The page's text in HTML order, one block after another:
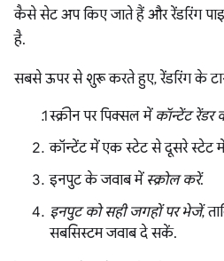
कैसे सेट अप किए जाते हैं और रेंडरिंग
है.
सबसे ऊपर से शुरू करते हुए, रेंडरिंग के
स्क्रीन पर पिक्सल में कॉन्टेंट रेंडर
कॉन्टेंट में एक स्टेट से दूसरे स्टेट
इनपुट के जवाब में स्क्रोल करें.
इनपुट को सही जगहों पर भेजें,
सबसिस्टम जवाब दे सकें.